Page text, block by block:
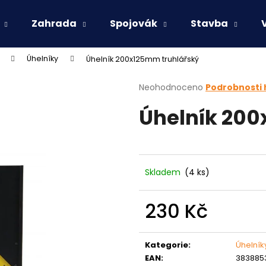
Zahrada Spojovák Stavba
Úhelníky Úhelník 200x125mm truhlářský
Průměrné
produktu
je
5
hvězdiček.
Neohodnoceno Podrobnosti
Úhelník
Skladem (4 ks)
230 Kč
cena:
Kategorie:
EAN:
Co potřebujete najít?
HLEDAT